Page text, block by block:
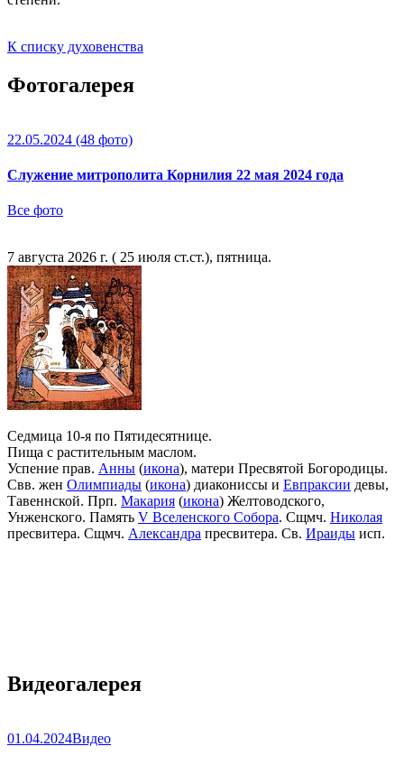
К списку духовенства
Фотогалерея
22.05.2024 (48 фото)
Служение митрополита Корнилия 22 мая 2024 года
Все фото
7 августа 2026 г. ( 25 июля ст.ст.), пятница.
Седмица 10-я по Пятидесятнице.
Пища с растительным маслом.
Успение прав. Анны (икона), матери Пресвятой Богородицы.
Свв. жен Олимпиады (икона) диакониссы и Евпраксии девы,
Тавеннской. Прп. Макария (икона) Желтоводского,
Унженского. Память V Вселенского Собора. Сщмч. Николая
пресвитера. Сщмч. Александра пресвитера. Св. Ираиды исп.
Видеогалерея
01.04.2024Видео